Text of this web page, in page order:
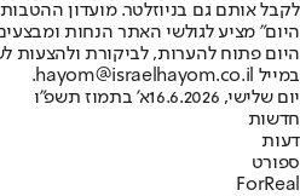
לקבל אותם גם בניוזלטר. מועדון
היום" מציע לגולשי האתר הנחות
היום פתוח להערות, לביקורת ולהצעות
במייל hayom@israelhayom.co.il.
יום שלישי, 16.6.2026
א' בתמוז תשפ"ו
חדשות
דעות
ספורט
ForReal